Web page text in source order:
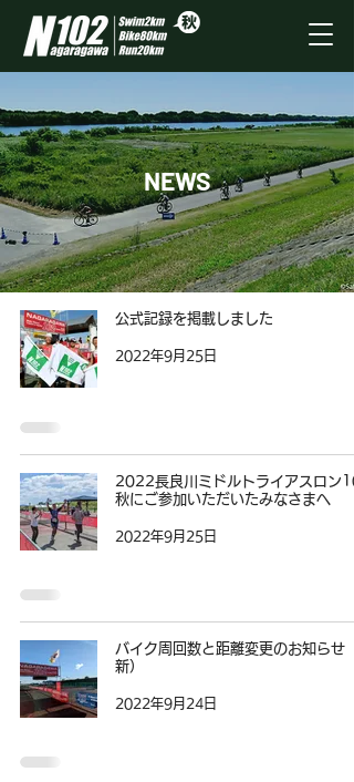
NEWS
公式記録を掲載しました
2022年9月25日
2022長良川ミドルトライアスロン
秋にご参加いただいたみなさまへ
2022年9月25日
バイク周回数と距離変更のお知らせ
新）
2022年9月24日